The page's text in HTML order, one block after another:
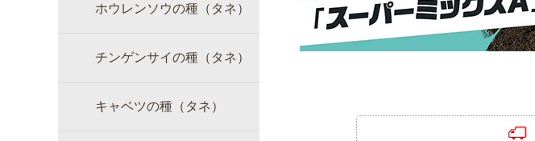
ホウレンソウの種（タネ）
チンゲンサイの種（タネ）
キャベツの種（タネ）